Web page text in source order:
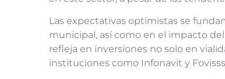
Las expectativas optimistas se
municipal, así como en el impacto
refleja en inversiones no solo en
instituciones como Infonavit y